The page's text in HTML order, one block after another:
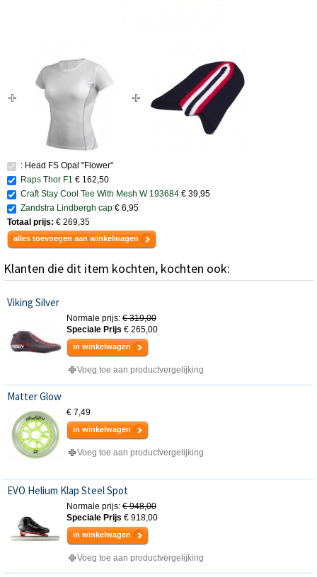
: Head FS Opal "Flower"
Raps Thor F1 € 162,50
Craft Stay Cool Tee With Mesh W 193684 € 39,95
Zandstra Lindbergh cap € 6,95
Totaal prijs: € 269,35
alles toevoegen aan winkelwagen
Klanten die dit item kochten, kochten ook:
Viking Silver
Normale prijs: € 319,00
Speciale Prijs € 265,00
in winkelwagen
Voeg toe aan productvergelijking
Matter Glow
€ 7,49
in winkelwagen
Voeg toe aan productvergelijking
EVO Helium Klap Steel Spot
Normale prijs: € 948,00
Speciale Prijs € 918,00
in winkelwagen
Voeg toe aan productvergelijking